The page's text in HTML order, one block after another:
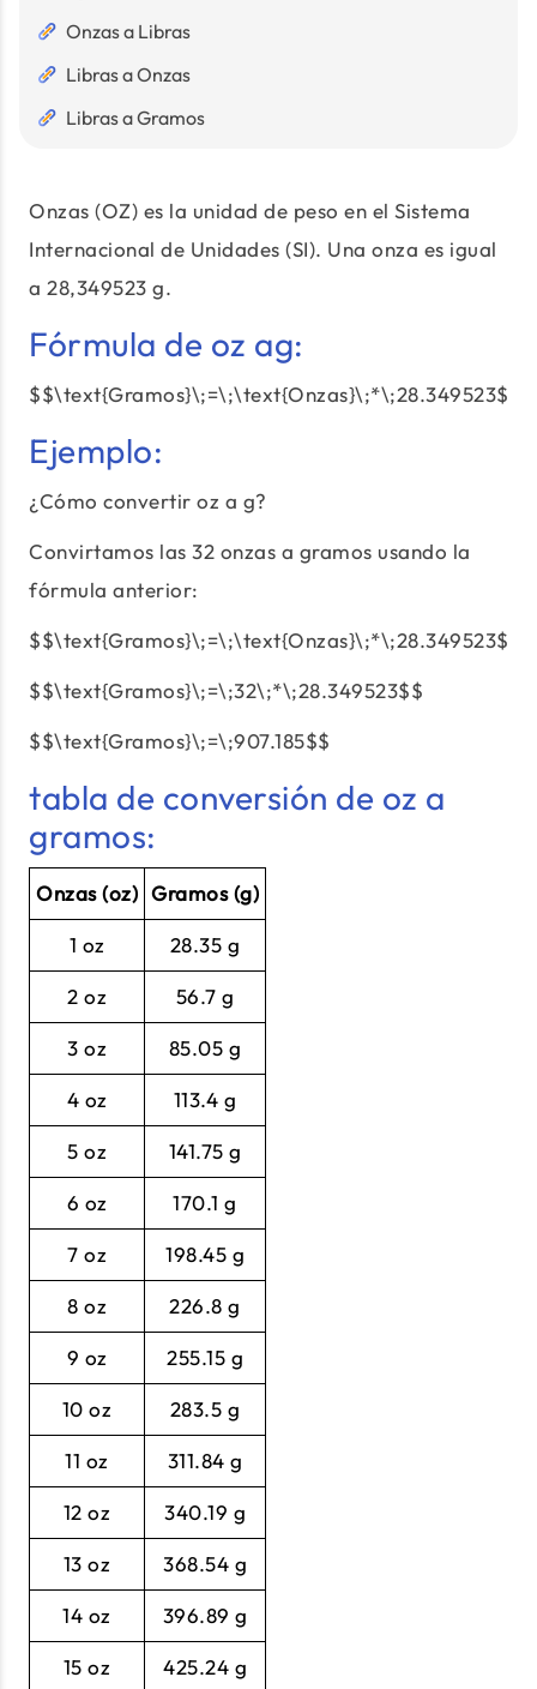
Onzas a Libras
Libras a Onzas
Libras a Gramos
Onzas (OZ) es la unidad de peso en el Sistema
Internacional de Unidades (SI). Una onza es igual
a 28,349523 g.
Fórmula de oz ag:
$$\text{Gramos}\;=\;\text{Onzas}\;*\;28.349523$$
Ejemplo:
¿Cómo convertir oz a g?
Convirtamos las 32 onzas a gramos usando la
fórmula anterior:
$$\text{Gramos}\;=\;\text{Onzas}\;*\;28.349523$$
$$\text{Gramos}\;=\;32\;*\;28.349523$$
$$\text{Gramos}\;=\;907.185$$
tabla de conversión de oz a
gramos:
Onzas (oz) Gramos (g)
1 oz 28.35 g
2 oz 56.7 g
3 oz 85.05 g
4 oz 113.4 g
5 oz 141.75 g
6 oz 170.1 g
7 oz 198.45 g
8 oz 226.8 g
9 oz 255.15 g
10 oz 283.5 g
11 oz 311.84 g
12 oz 340.19 g
13 oz 368.54 g
14 oz 396.89 g
15 oz 425.24 g